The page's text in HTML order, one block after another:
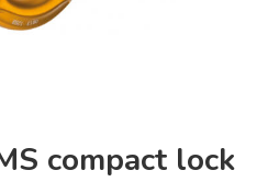
compact lock